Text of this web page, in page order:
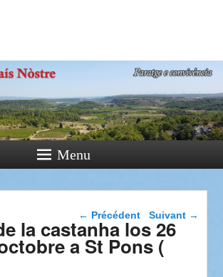
Paratge e Convivència
Menu
Navigation dans les
articles
← Précédent Suivant →
la castanha los 26
a St Pons (